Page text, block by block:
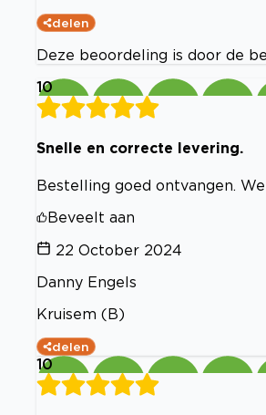
delen
Deze beoordeling is door de
10
Snelle en correcte levering.
Bestelling goed ontvangen.
Beveelt aan
22 October 2024
Danny Engels
Kruisem (B)
delen
10